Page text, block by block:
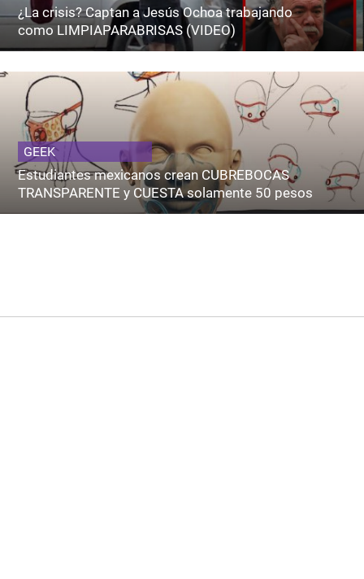
¿La crisis? Captan a Jesús Ochoa trabajando
como LIMPIAPARABRISAS (VIDEO)
GEEK
Estudiantes mexicanos crean CUBREBOCAS
TRANSPARENTE y CUESTA solamente 50 pesos